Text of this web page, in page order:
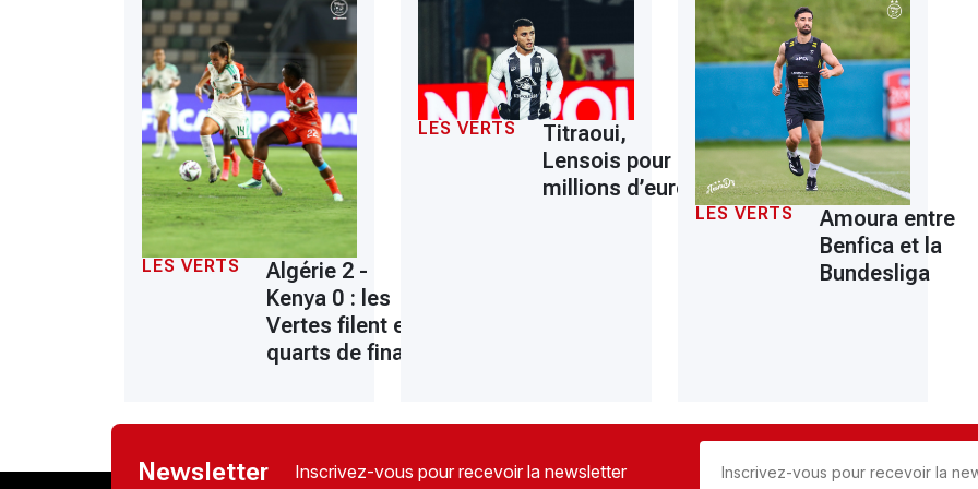
LES VERTS
Algérie 2 -
Kenya 0 : les
Vertes filent en
quarts de finale
LES VERTS
Titraoui,
Lensois pour 8
millions d’euros
LES VERTS
Amoura entre
Benfica et la
Bundesliga
Newsletter Inscrivez-vous pour recevoir la newsletter